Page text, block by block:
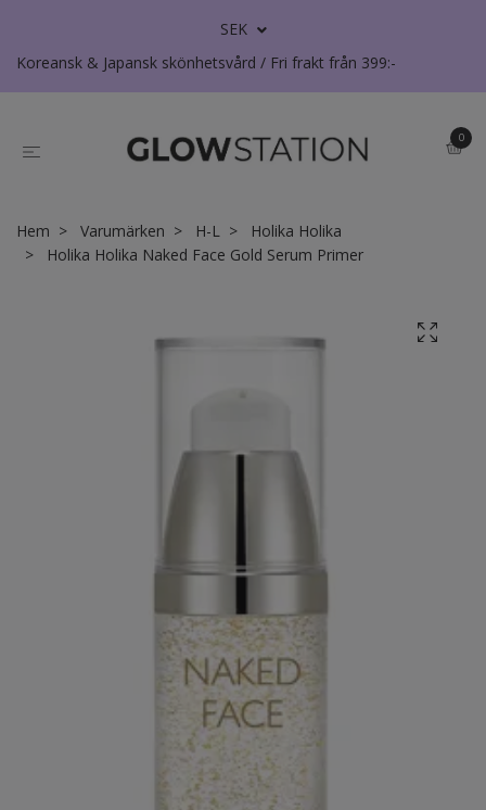
SEK
Koreansk & Japansk skönhetsvård / Fri frakt från 399:-
0
Hem Varumärken H-L
Holika Holika
Holika Holika Naked Face Gold Serum Primer